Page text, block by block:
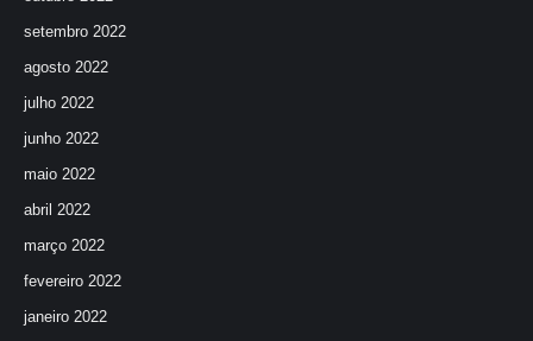
setembro 2022
agosto 2022
julho 2022
junho 2022
maio 2022
abril 2022
março 2022
fevereiro 2022
janeiro 2022